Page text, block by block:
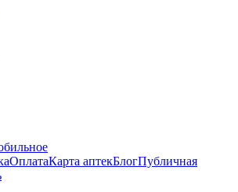
ОплатаКарта аптекБлогПубличная